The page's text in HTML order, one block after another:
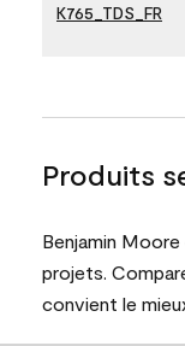
K765_TDS_FR
Produits
Benjamin
projets.
convient le